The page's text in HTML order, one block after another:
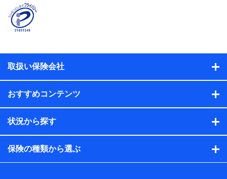
名、住所、生年月日、性別、保険契約者と被保険者の関
係、保険加入の目的、保険商品の内容、保険料、保険料
のお支払方法、車のメーカーや走行距離などの情報、建
ル内容や送信履歴の情報及び保険の更改案内等を提供し
保険契約情報
当社または株式会社NTTドコモ・フィナンシャルグルー
プが取得し、又は保有する保険契約に関する情報。例と
して、保険契約者及び被保険者の氏名、住所、生年月
日、性別、保険契約者と被保険者の関係、保険加入の目
的、保険商品の内容、保険料、保険料のお支払方法、車
のメーカーや走行距離などの情報、建物の構造や築年数
などの情報、ペットの種類や年齢などの情報などが含ま
取扱い保険会社
おすすめコンテンツ
状況から探す
保険の種類から選ぶ